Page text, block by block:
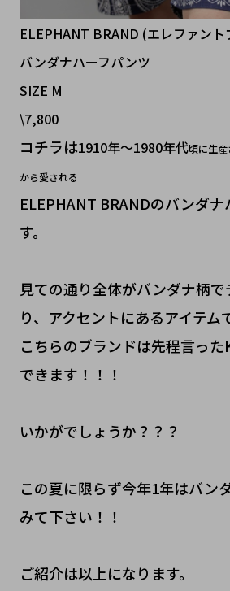
ELEPHANT BRAND (エレファント
バンダナハーフパンツ
SIZE M
\7,800
コチラは1910年〜1980年代頃に生
から愛される
ELEPHANT BRANDのバンダ
す。
見ての通り全体がバンダナ柄
り、アクセントにあるアイテム
こちらのブランドは先程言っ
できます！！！
いかがでしょうか？？？
この夏に限らず今年1年はバン
みて下さい！！
ご紹介は以上になります。